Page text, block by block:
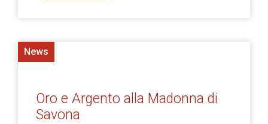
News
Oro e Argento alla Madonna di
Savona